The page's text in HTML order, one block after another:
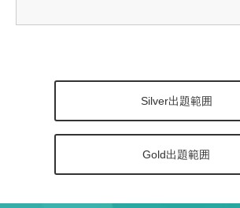
Silver出題範囲
Gold出題範囲